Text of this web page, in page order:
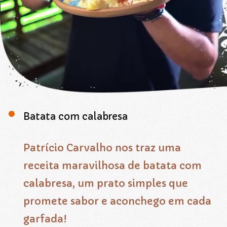
Batata com calabresa
Patrício Carvalho nos traz uma
receita maravilhosa de batata com
calabresa, um prato simples que
promete sabor e aconchego em cada
garfada!